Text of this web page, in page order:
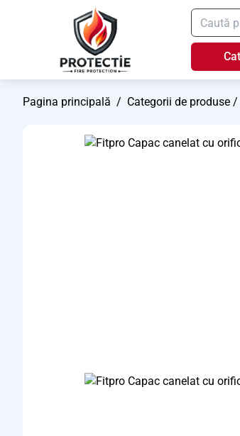
Pagina principală / Categorii de produse /